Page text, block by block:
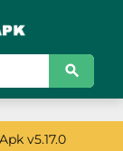
v5.17.0